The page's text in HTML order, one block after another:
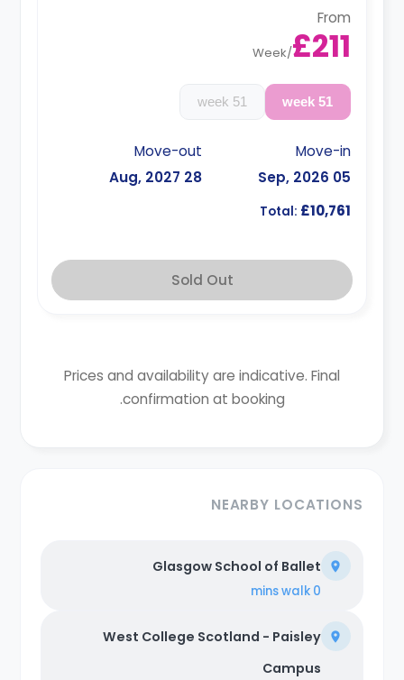
From
£211
/
Week
51 week
51 week
Move-in
05 Sep, 2026
Move-out
28 Aug, 2027
Total: £10,761
Sold Out
Prices and availability are indicative. Final
confirmation at booking.
NEARBY LOCATIONS
Glasgow School of Ballet
0 mins
walk
West College Scotland - Paisley
Campus